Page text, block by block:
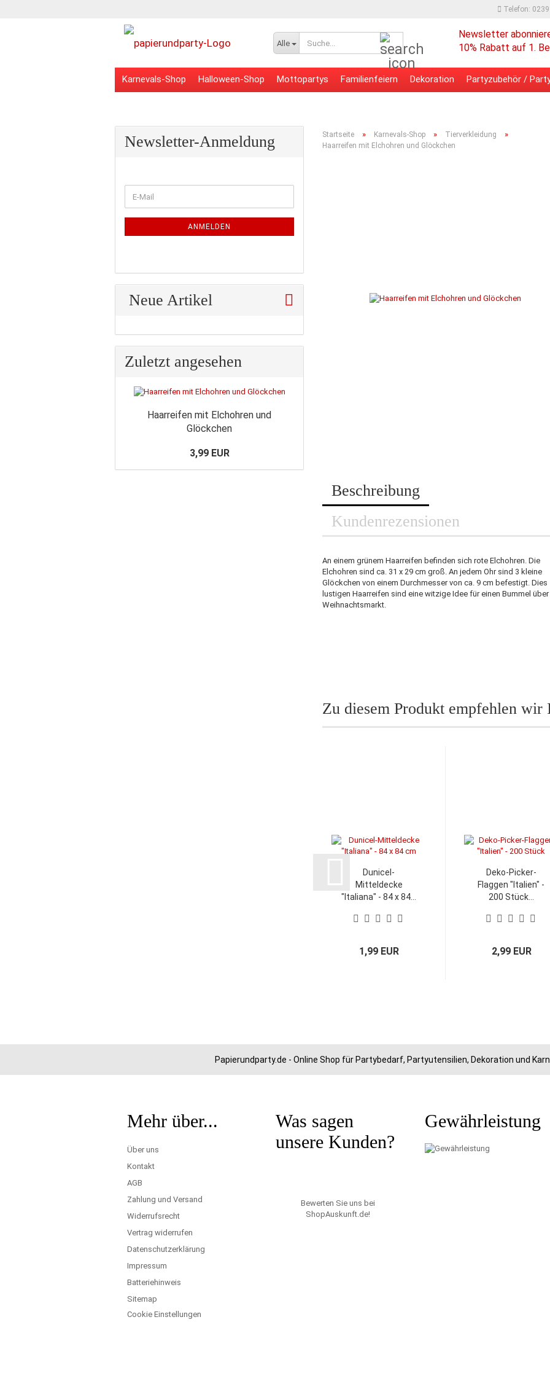
Telefon:
Alle
Newsletter
10% Rabatt auf 1.
Karnevals-Shop Halloween-Shop Mottopartys Familienfeiern Dekoration Partyzubehör /
Startseite » Karnevals-Shop » Tierverkleidung »
Haarreifen mit Elchohren und Glöckchen
Beschreibung
Kundenrezensionen
An einem grünem Haarreifen befinden sich rote Elchohren. Die
Elchohren sind ca. 31 x 29 cm groß. An jedem Ohr sind 3 kleine
Glöckchen von einem Durchmesser von ca. 9 cm befestigt. Dies
lustigen Haarreifen sind eine witzige Idee für einen Bummel über
Weihnachtsmarkt.
Zu diesem Produkt empfehlen wir
Dunicel-
Mitteldecke
"Italiana" - 84 x 84...
1,99 EUR
Deko-Picker-
Flaggen "Italien" -
200 Stück...
2,99 EUR
Newsletter-Anmeldung
ZUR
E-
Mail
ANMELDEN
Neue Artikel
Zuletzt angesehen
Haarreifen mit Elchohren und
Glöckchen
3,99 EUR
Papierundparty.de - Online Shop für Partybedarf, Partyutensilien, Dekoration und
Mehr über...
Über uns
Kontakt
AGB
Zahlung und Versand
Widerrufsrecht
Vertrag widerrufen
Datenschutzerklärung
Impressum
Batteriehinweis
Sitemap
Cookie Einstellungen
Was sagen
unsere Kunden?
Bewerten Sie uns bei
ShopAuskunft.de!
Gewährleistung